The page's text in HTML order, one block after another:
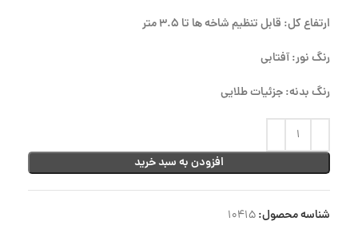
ارتفاع کل: قابل تنظیم شاخه ها تا 3.5 متر
رنگ نور: آفتابی
رنگ بدنه: جزئیات طلایی
افزودن به سبد خرید
شناسه محصول:10415